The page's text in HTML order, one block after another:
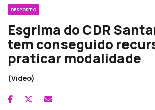
DESPORTO
Esgrima do CDR
tem conseguido
praticar modalidade
(Vídeo)